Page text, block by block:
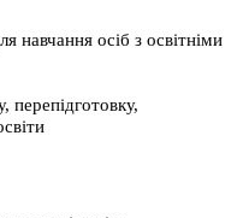
навчання осіб з освітніми
перепідготовку,